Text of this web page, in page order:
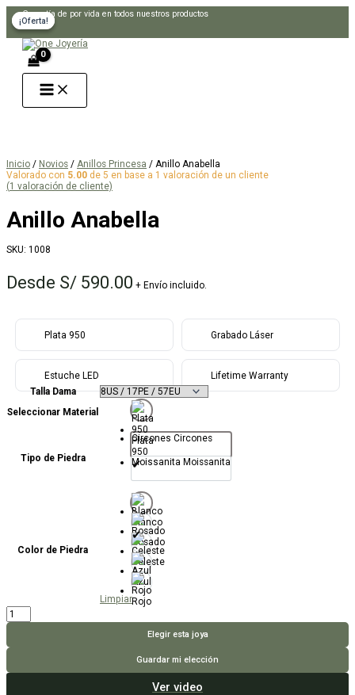
al
contenido
Garantía de por vida en todos nuestros productos
Buscar
Inicio / Novios / Anillos Princesa / Anillo Anabella
Valorado con 5.00 de 5 en base a 1 valoración de un cliente
(1 valoración de cliente)
Anillo Anabella
SKU: 1008
Desde S/ 590.00 + Envío incluido.
Plata 950 Grabado Láser
Estuche LED
Lifetime Warranty
Talla Dama
Seleccionar Material
Plata
950
Tipo de Piedra
Circones Circones
Moissanita Moissanita
Color de Piedra
Blanco
Rosado
Celeste
Azul
Rojo
Limpiar
Anillo
Anabella
Elegir esta joya
Guardar mi elección
Ver video
¡Oferta!
¡Oferta!